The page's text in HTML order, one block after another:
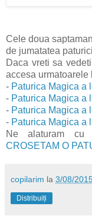
Cele doua
de jumatatea
Daca vreti sa
accesa urmatoarele
- Paturica Magica a
- Paturica Magica a
- Paturica Magica a
- Paturica Magica a
Ne alaturam
CROSETAM O
copilarim la 3/08/
Distribuiți